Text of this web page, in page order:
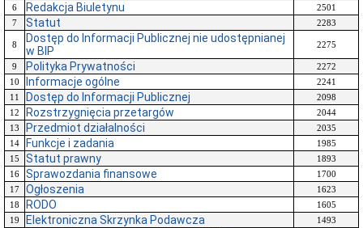
6
Redakcja Biuletynu
2501
7
Statut 2283
8
Dostęp do Informacji Publicznej nie udostępnianej
w BIP
2275
9 Polityka Prywatności
2272
10
Informacje ogólne
2241
11
Dostęp do Informacji Publicznej
2098
12
Rozstrzygnięcia przetargów
2044
13
Przedmiot działalności
2035
14
Funkcje i zadania
1985
15
Statut prawny
1893
16
Sprawozdania finansowe
1700
17
Ogłoszenia
1623
18
RODO
1605
19
Elektroniczna Skrzynka Podawcza
1493